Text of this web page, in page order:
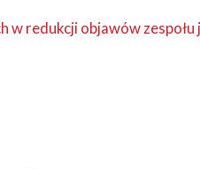
redukcji objawów zespołu